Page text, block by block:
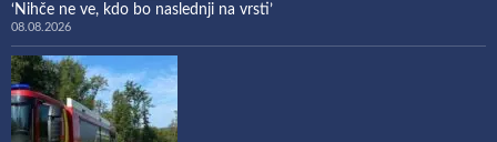
‘Nihče ne ve, kdo bo naslednji na vrsti’
08.08.2026